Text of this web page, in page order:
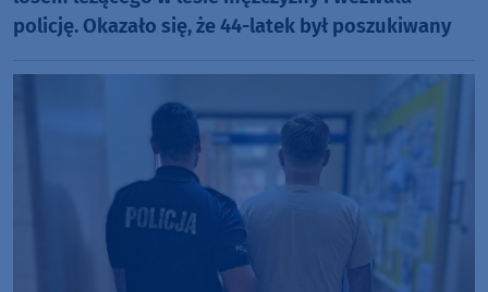
policję. Okazało się, że 44-latek był poszukiwany